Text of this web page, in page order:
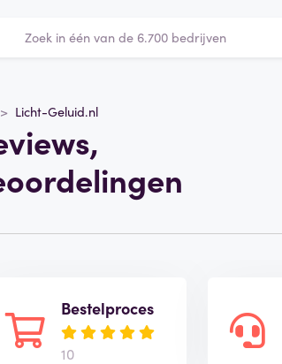
Licht-Geluid.nl
Bestelproces
10